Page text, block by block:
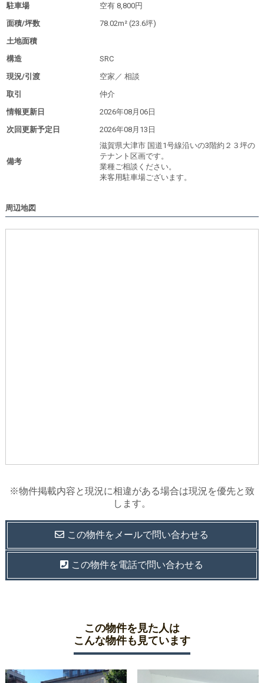
駐車場
空有 8,800円
面積/坪数
78.02m² (23.6坪)
土地面積
構造
SRC
現況/引渡
空家／ 相談
取引
仲介
情報更新日
2026年08月06日
次回更新予定日
2026年08月13日
備考
滋賀県大津市 国道1号線沿いの3階約２３坪の
テナント区画です。
業種ご相談ください。
来客用駐車場ございます。
周辺地図
※物件掲載内容と現況に相違がある場合は現況を優先と致
します。
この物件をメールで問い合わせる
この物件を電話で問い合わせる
この物件を見た人は
こんな物件も見ています